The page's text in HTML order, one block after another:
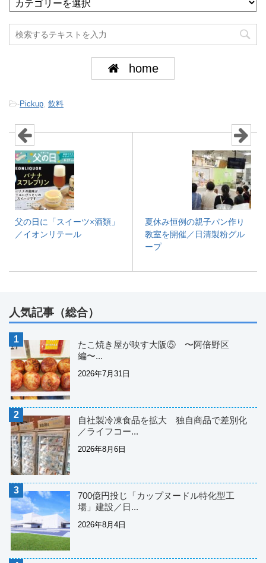
home
-Pickup, 飲料
父の日に「スイーツ×酒類」
／イオンリテール
夏休み恒例の親子パン作り
教室を開催／日清製粉グル
ープ
人気記事（総合）
たこ焼き屋が映す大阪⑤ 〜阿倍野区
編〜...
2026年7月31日
自社製冷凍食品を拡大 独自商品で差別化
／ライフコー...
2026年8月6日
700億円投じ「カップヌードル特化型工
場」建設／日...
2026年8月4日